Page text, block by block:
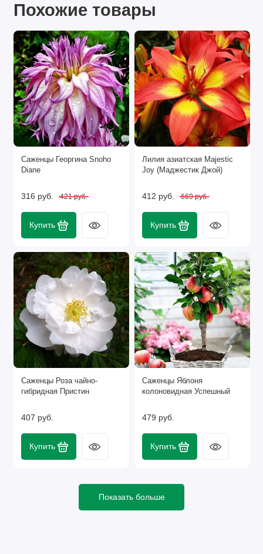
пользоваться тепличкой.
Похожие товары
Саженцы Георгина Snoho
Diane
316 руб. 421 руб.
Купить
Лилия азиатская Majestic
Joy (Маджестик Джой)
412 руб. 669 руб.
Купить
Саженцы Роза чайно-
гибридная Пристин
407 руб.
Купить
Саженцы Яблоня
колоновидная Успешный
479 руб.
Купить
Показать больше